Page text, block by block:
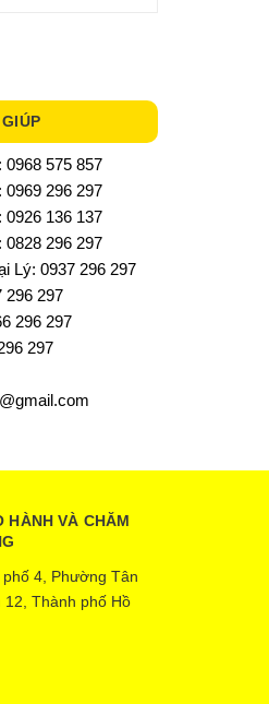
575 857
296 297
136 137
296 297
Lý: 0937 296 297
296 297
296 297
297
HÀNH VÀ CHĂM
4, Phường Tân
12, Thành phố Hồ